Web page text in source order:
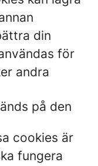
din
för
andra
på den
cookies är
fungera